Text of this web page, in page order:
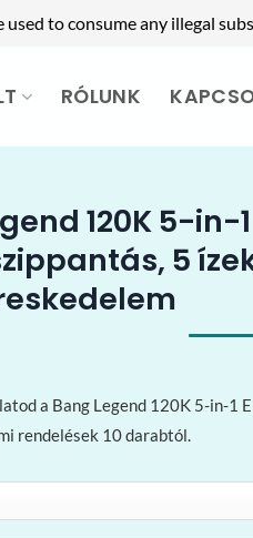
to consume any illegal
RÓLUNK
120K 5-
5
a Bang Legend 120K 5-in-1
rendelések 10 darabtól.